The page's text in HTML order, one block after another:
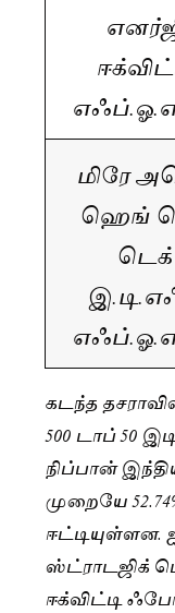
மிரே
ஹெங்
டெக்
கடந்த
500 டாப் 50
நிப்பான்
முறையே
ஈட்டியுள்ளன.
ஸ்ட்ராடஜிக்
ஈக்விட்டி